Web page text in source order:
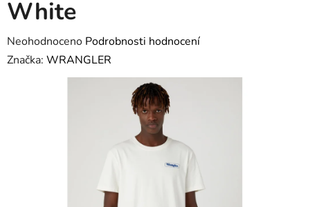
White
Průměrné
hodnocení
Neohodnoceno Podrobnosti hodnocení
Značka: WRANGLER